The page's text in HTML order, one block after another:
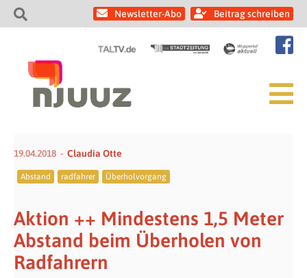
Newsletter-Abo Beitrag schreiben
19.04.2018 Claudia Otte
Abstand radfahrer Überholvorgang
Aktion ++ Mindestens 1,5 Meter
Abstand beim Überholen von
Radfahrern